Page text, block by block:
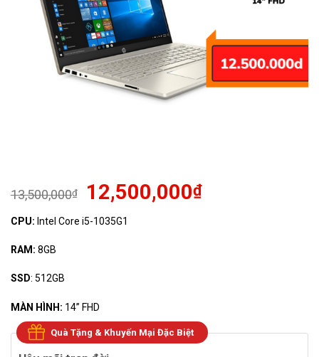
13,500,000₫ 12,500,000₫
CPU: Intel Core i5-1035G1
RAM: 8GB
SSD: 512GB
MÀN HÌNH: 14” FHD
Quà Tặng & Khuyến Mại Đặc Biệt